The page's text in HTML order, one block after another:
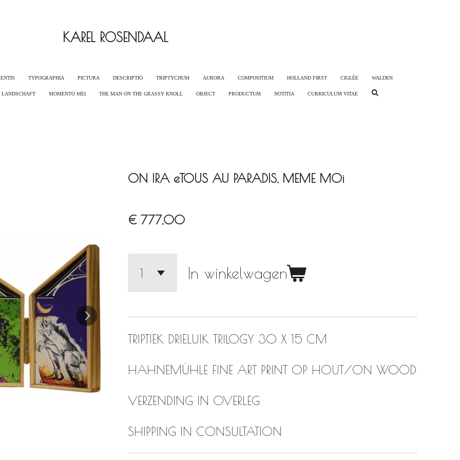
KAREL ROSENDAAL
TYPOGRAPHIA PICTURA DESCRIPTIO TRIPTYCHUM AURORA COMPOSITIUM HOLLAND FIRST CIGLÉE WALDEN
LANDSCHAFT MOMENTO MEI THE MAN ON THE GRASSY KNOLL OBJECT PRODUCTUM NOTITIA CURRICULUM VITAE
ON IRA eTOUS AU PARADIS, MEME MOi
€ 777,00
In winkelwagen
TRIPTIEK DRIELUIK TRILOGY 30 X 15 CM
HAHNEMÜHLE FINE ART PRINT OP HOUT/ON WOOD
VERZENDING IN OVERLEG
SHIPPING IN CONSULTATION